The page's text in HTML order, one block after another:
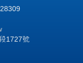
1727號